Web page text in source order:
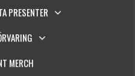
PRESENTER
MERCH